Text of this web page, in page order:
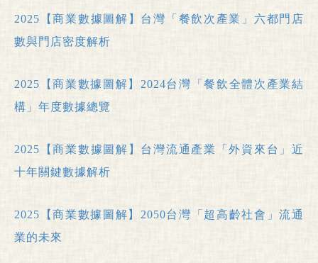
2025【商業數據圖解】台灣「餐飲次產業」六都門店
數與門店密度解析
2025【商業數據圖解】2024台灣「餐飲全體次產業結
構」年度數據總覽
2025【商業數據圖解】台灣流通產業「外資來台」近
十年關鍵數據解析
2025【商業數據圖解】2050台灣「超高齡社會」流通
業的未來